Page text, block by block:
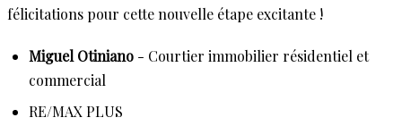
félicitations pour cette nouvelle étape excitante !
Miguel Otiniano - Courtier immobilier résidentiel et
commercial
RE/MAX PLUS